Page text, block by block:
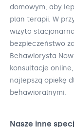
domowym, aby
plan terapii. W
wizyta
bezpieczeństwo
Behawiorysta
konsultacje
najlepszą opiekę
behawioralnymi.
Nasze inne